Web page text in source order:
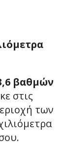
βαθμών
στις
των